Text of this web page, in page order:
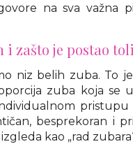
na sva važna
i zašto je postao
niz belih zuba. To
zuba koja se
besprekoran i
kao „rad